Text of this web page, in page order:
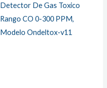
Detector De Gas Toxico
Rango CO 0-300 PPM,
Modelo Ondeltox-v11